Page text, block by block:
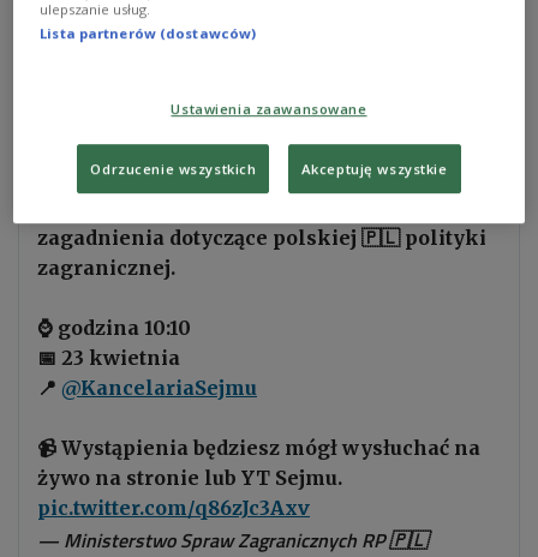
diplomats accredited in Poland, is expected to
attend the session. Before the debate, Duda will
Jutro min.@sikorskiradekwygłosi w Sejmie
zagadnienia dotyczące polskiej 🇵🇱 polityki
zagranicznej.
⌚️ godzina 10:10
📅 23 kwietnia
📍 @KancelariaSejmu
📹 Wystąpienia będziesz mógł wysłuchać na
żywo na stronie lub YT Sejmu.
pic.twitter.com/q86zJc3Axv
— Ministerstwo Spraw Zagranicznych RP 🇵🇱
ulepszanie usług.
Lista partnerów (dostawców)
Ustawienia zaawansowane
Odrzucenie wszystkich Akceptuję wszystkie